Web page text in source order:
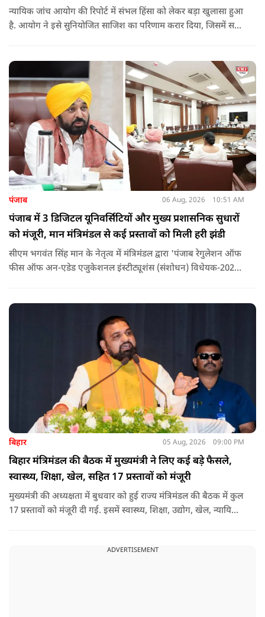
न्यायिक जांच आयोग की रिपोर्ट में संभल हिंसा को लेकर बड़ा खुलासा हुआ
है. आयोग ने इसे सुनियोजित साजिश का परिणाम करार दिया, जिसमें सपा
पंजाब 06 Aug, 2026 10:51 AM
पंजाब में 3 डिजिटल यूनिवर्सिटियों और मुख्य प्रशासनिक सुधारों
को मंजूरी, मान मंत्रिमंडल से कई प्रस्तावों को मिली हरी झंडी
सीएम भगवंत सिंह मान के नेतृत्व में मंत्रिमंडल द्वारा 'पंजाब रेगुलेशन ऑफ
फीस ऑफ अन-एडेड एजुकेशनल इंस्टीट्यूशंस (संशोधन) विधेयक-2026'
अन्य प्रस्तावों को भी मंजूरी दी गई है.
बिहार 05 Aug, 2026 09:00 PM
बिहार मंत्रिमंडल की बैठक में मुख्यमंत्री ने लिए कई बड़े फैसले,
स्वास्थ्य, शिक्षा, खेल, सहित 17 प्रस्तावों को मंजूरी
मुख्यमंत्री की अध्यक्षता में बुधवार को हुई राज्य मंत्रिमंडल की बैठक में कुल
17 प्रस्तावों को मंजूरी दी गई. इसमें स्वास्थ्य, शिक्षा, उद्योग, खेल, न्यायिक
ADVERTISEMENT